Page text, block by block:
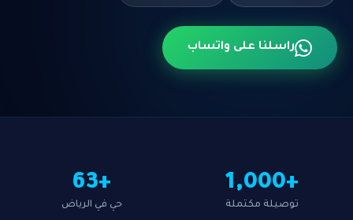
راسلنا على واتساب
+1,000
توصيلة مكتملة
+63
حي في الرياض